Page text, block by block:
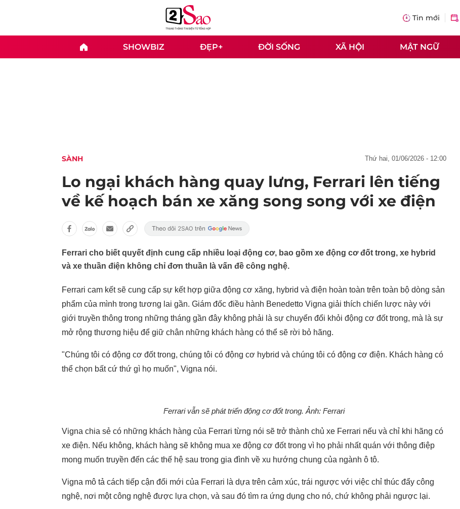
Tin mới
SHOWBIZ ĐẸP+ ĐỜI SỐNG XÃ HỘI MẬT NGỮ
SÀNH thứ hai, 01/06/2026 - 12:00
Lo ngại khách hàng quay lưng, Ferrari lên tiếng
về kế hoạch bán xe xăng song song với xe điện
Ferrari cho biết quyết định cung cấp nhiều loại động cơ, bao gồm xe động cơ đốt trong, xe hybrid
và xe thuần điện không chỉ đơn thuần là vấn đề công nghệ.
Ferrari cam kết sẽ cung cấp sự kết hợp giữa động cơ xăng, hybrid và điện hoàn toàn trên toàn bộ dòng sản
phẩm của mình trong tương lai gần. Giám đốc điều hành Benedetto Vigna giải thích chiến lược này với
giới truyền thông trong những tháng gần đây không phải là sự chuyển đổi khỏi động cơ đốt trong, mà là sự
mở rộng thương hiệu để giữ chân những khách hàng có thể sẽ rời bỏ hãng.
"Chúng tôi có động cơ đốt trong, chúng tôi có động cơ hybrid và chúng tôi có động cơ điện. Khách hàng có
thể chọn bất cứ thứ gì họ muốn", Vigna nói.
Ferrari vẫn sẽ phát triển động cơ đốt trong. Ảnh: Ferrari
Vigna chia sẻ có những khách hàng của Ferrari từng nói sẽ trở thành chủ xe Ferrari nếu và chỉ khi hãng có
xe điện. Nếu không, khách hàng sẽ không mua xe động cơ đốt trong vì họ phải nhất quán với thông điệp
mong muốn truyền đến các thế hệ sau trong gia đình về xu hướng chung của ngành ô tô.
Vigna mô tả cách tiếp cận đổi mới của Ferrari là dựa trên cảm xúc, trái ngược với việc chỉ thúc đẩy công
nghệ, nơi một công nghệ được lựa chọn, và sau đó tìm ra ứng dụng cho nó, chứ không phải ngược lại.